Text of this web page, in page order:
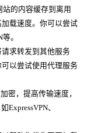
的内容缓存到离用
载速度。你可以尝试
。
求转发到其他服务
以尝试使用代理服务
密，提高传输速度，
ExpressVPN、